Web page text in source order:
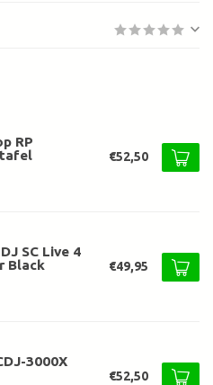
RP
€52,50
SC Live 4
Black
€49,95
3000X
€52,50